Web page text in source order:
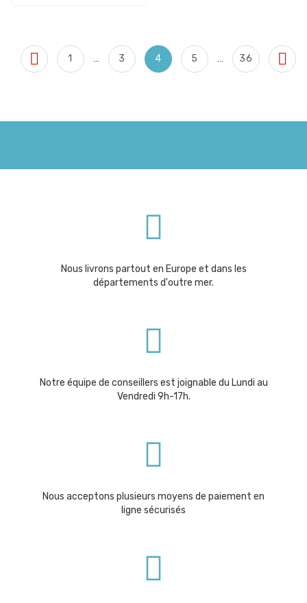
 1 … 3 4 5 … 36 
Nous livrons partout en Europe et dans les
départements d'outre mer.
Notre équipe de conseillers est joignable du Lundi au
Vendredi 9h-17h.
Nous acceptons plusieurs moyens de paiement en
ligne sécurisés